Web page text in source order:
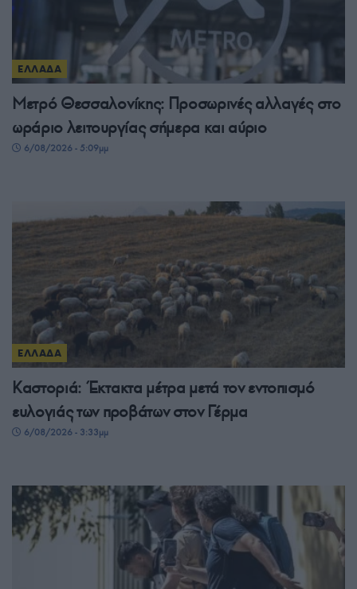
ΕΛΛΑΔΑ
Μετρό Θεσσαλονίκης: Προσωρινές αλλαγές στο
ωράριο λειτουργίας σήμερα και αύριο
6/08/2026 - 5:09μμ
ΕΛΛΑΔΑ
Καστοριά: Έκτακτα μέτρα μετά τον εντοπισμό
ευλογιάς των προβάτων στον Γέρμα
6/08/2026 - 3:33μμ